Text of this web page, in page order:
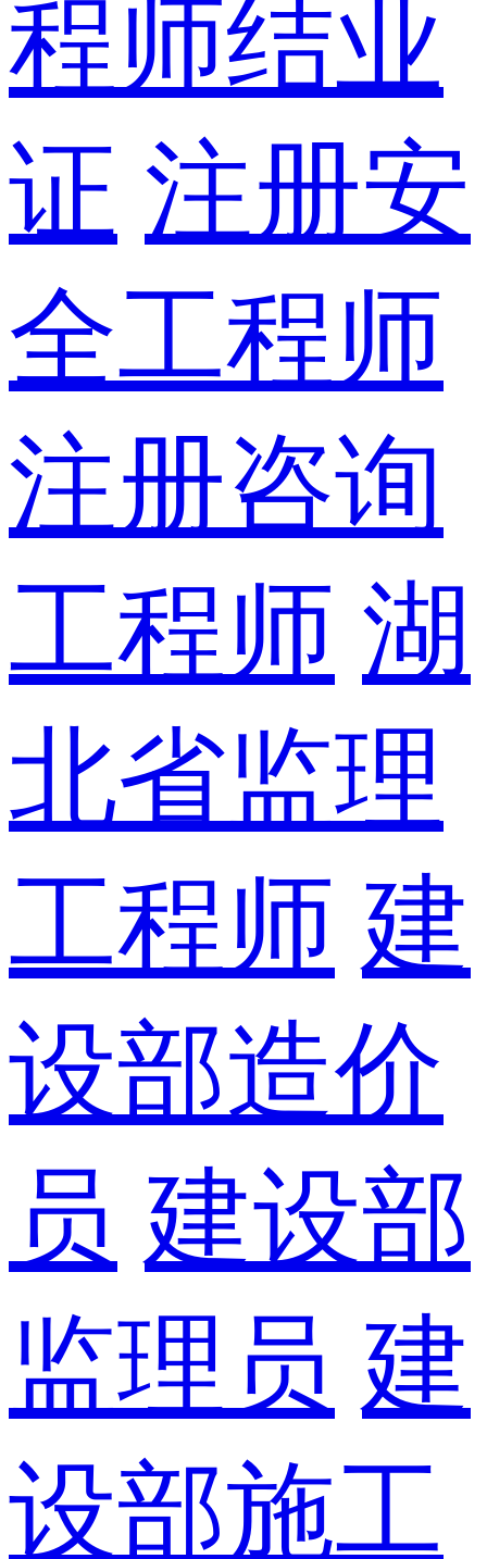
程师结业
证 注册安
全工程师
注册咨询
工程师 湖
北省监理
工程师 建
设部造价
员 建设部
监理员 建
设部施工